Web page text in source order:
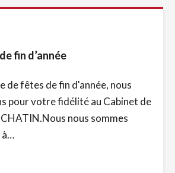
fin d’année
de fêtes de fin d'année, nous
pour votre fidélité au Cabinet de
nous sommes
à…